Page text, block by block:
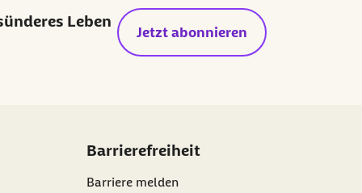
Leben
Jetzt abonnieren
Barrierefreiheit
Barriere melden